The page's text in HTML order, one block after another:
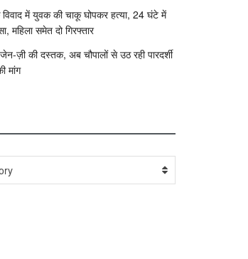
में युवक की चाकू घोपकर हत्या, 24 घंटे में
महिला समेत दो गिरफ्तार
ज़ी की दस्तक, अब चौपालों से उठ रही पारदर्शी
मांग